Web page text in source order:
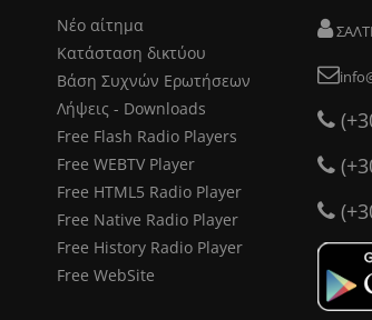
Νέο αίτημα
Κατάσταση δικτύου
Βάση Συχνών Ερωτήσεων
Λήψεις - Downloads
Free Flash Radio Players
Free WEBTV Player
Free HTML5 Radio Player
Free Native Radio Player
Free History Radio Player
Free WebSite